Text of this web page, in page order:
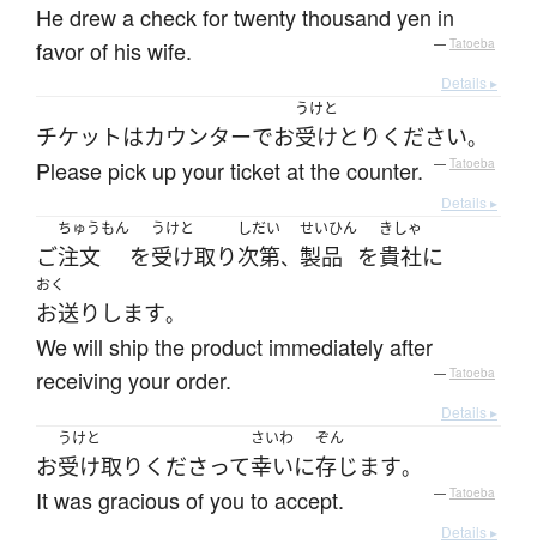
He drew a check for twenty thousand yen in
favor of his wife.
— Tatoeba
Details ▸
チケット はカウンターでお
うけと
受けとり ください。
Please pick up your ticket at the counter. — Tatoeba
Details ▸
ご
ちゅうもん
注文 を
うけと
受け取り
しだい
次第、
せいひん
製品 を
きしゃ
貴社に
おく
お送り します。
We will ship the product immediately after
receiving your order.
— Tatoeba
Details ▸
お
うけと
受け取り くださって
さいわ
幸いに
ぞん
存じます。
It was gracious of you to accept. — Tatoeba
Details ▸